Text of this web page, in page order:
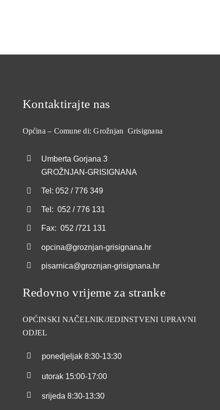
Kontaktirajte nas
Općina – Comune di: Grožnjan Grisignana
Umberta Gorjana 3
GROŽNJAN-GRISIGNANA
Tel: 052 / 776 349
Tel: 052 / 776 131
Fax: 052 /721 131
opcina@groznjan-grisignana.hr
pisarnica@groznjan-grisignana.hr
Redovno vrijeme za stranke
OPĆINSKI NAČELNIK/JEDINSTVENI UPRAVNI
ODJEL
ponedjeljak 8:30-13:30
utorak 15:00-17:00
srijeda 8:30-13:30